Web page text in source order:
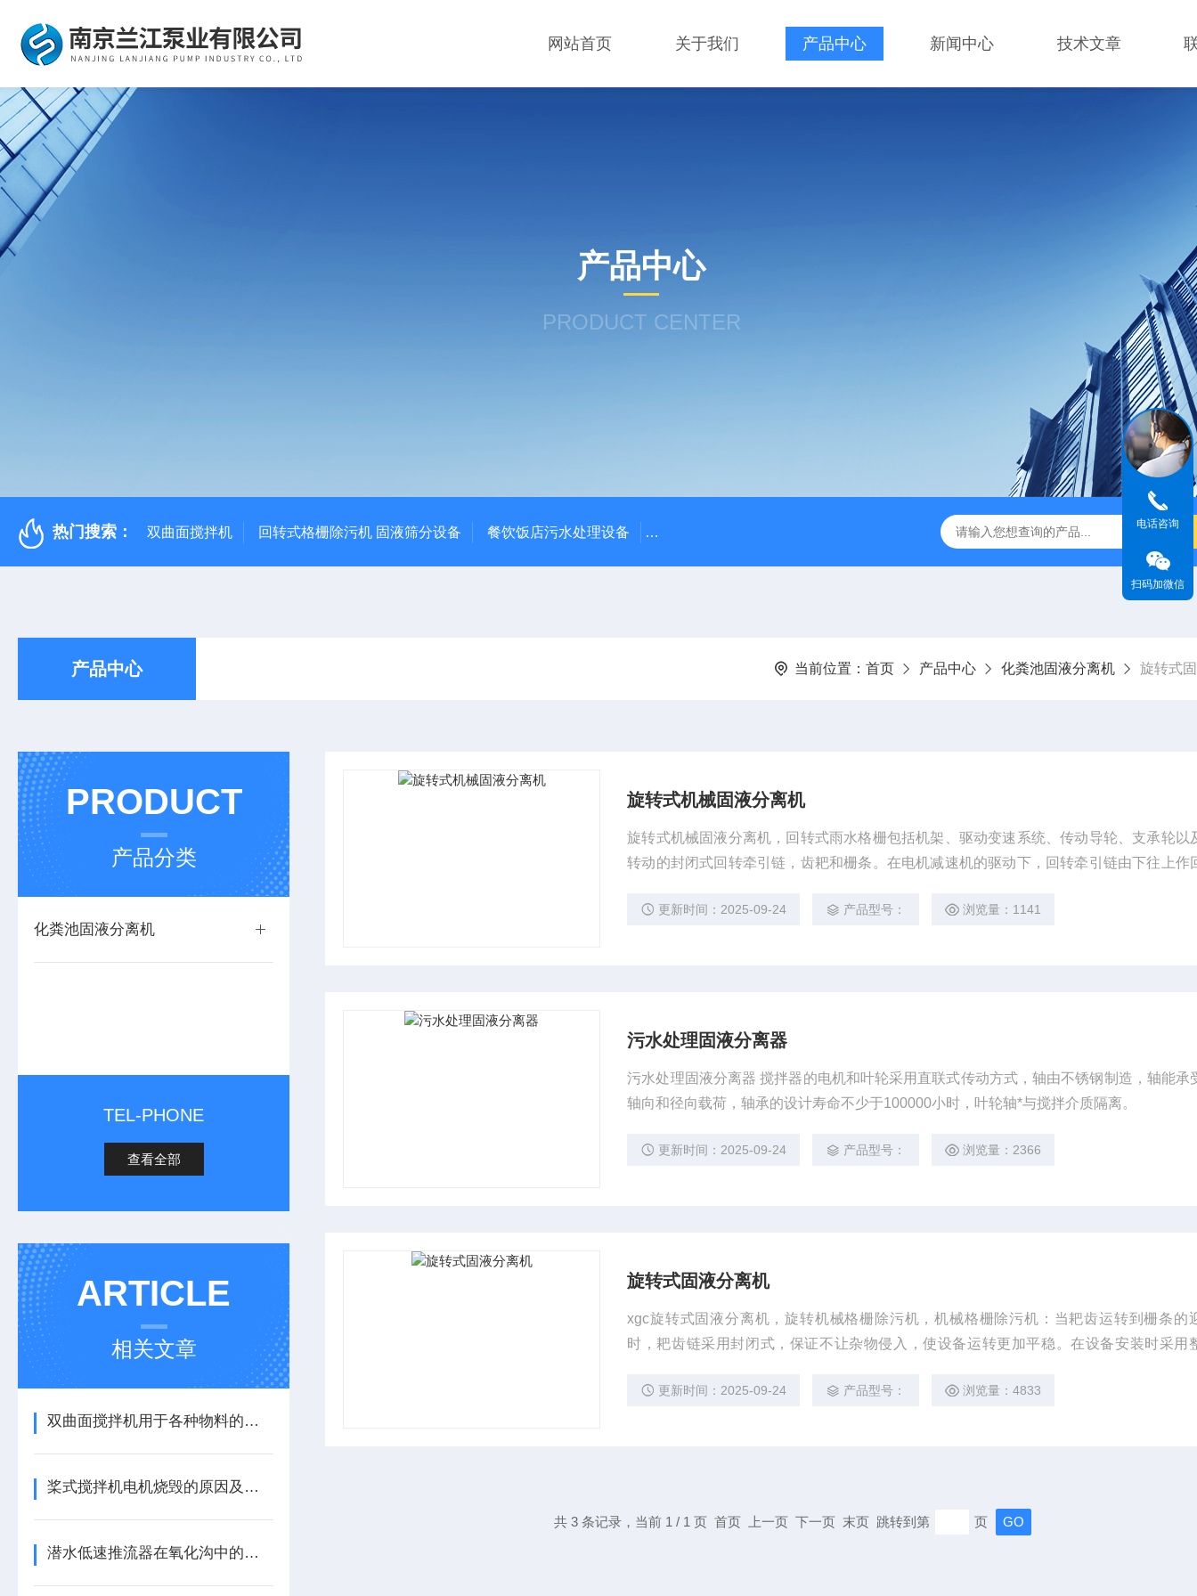
网站首页 关于我们 产品中心 新闻中心 技术文章
产品中心
PRODUCT CENTER
热门搜索： 双曲面搅拌机 回转式格栅除污机 固液筛分设备 餐饮饭店污水处理设备 高密度沉淀池中心传动刮泥机 伞型双曲面立式搅拌机 WNG5二沉池刮吸泥机原
产品中心 当前位置： 首页 产品中心 化粪池固液分离机 旋转式
PRODUCT
产品分类
化粪池固液分离机
TEL-PHONE
查看全部
ARTICLE
相关文章
双曲面搅拌机用于各种物料的搅拌及加工
桨式搅拌机电机烧毁的原因及缓解方法
潜水低速推流器在氧化沟中的设计方案原理
旋转式机械固液分离机
旋转式机械固液分离机，回转式雨水格栅包括机架、驱动变速系统、传动导轮、支承轮以
转动的封闭式回转牵引链，齿耙和栅条。在电机减速机的驱动下，回转牵引链由下往上作
作，将栅条上所截留的杂物刮落耙中。
更新时间：2025-09-24 产品型号： 浏览量：1141
污水处理固液分离器
污水处理固液分离器 搅拌器的电机和叶轮采用直联式传动方式，轴由不锈钢制造，轴能承
轴向和径向载荷，轴承的设计寿命不少于100000小时，叶轮轴*与搅拌介质隔离。
更新时间：2025-09-24 产品型号： 浏览量：2366
旋转式固液分离机
xgc旋转式固液分离机，旋转机械格栅除污机，机械格栅除污机：当耙齿运转到栅条的
时，耙齿链采用封闭式，保证不让杂物侵入，使设备运转更加平稳。在设备安装时采用
便。 更新时间：2025-09-24 产品型号： 浏览量：4833
共 3 条记录，当前 1 / 1 页 首页 上一页 下一页 末页 跳转到第 页
电话咨询
扫码加微信